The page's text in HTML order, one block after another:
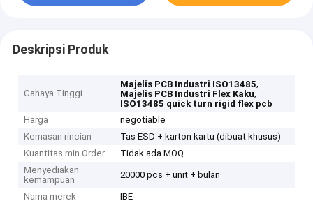
Deskripsi Produk
Cahaya Tinggi
Majelis PCB Industri ISO13485,
Majelis PCB Industri Flex Kaku,
ISO13485 quick turn rigid flex pcb
Harga
negotiable
Kemasan rincian
Tas ESD + karton kartu (dibuat khusus)
Kuantitas min Order
Tidak ada MOQ
Menyediakan
kemampuan
20000 pcs + unit + bulan
Nama merek IBE